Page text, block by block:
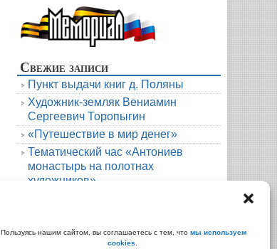
Пользуясь нашим сайтом, вы соглашаетесь с тем, что мы используем
cookies
Свежие записи
Пункт выдачи книг д. Поляны
Художник-земляк Вениамин
Сергеевич Торопыгин
«Путешествие в мир денег»
Тематический час «Антониев
монастырь на полотнах
художников»
Архивы